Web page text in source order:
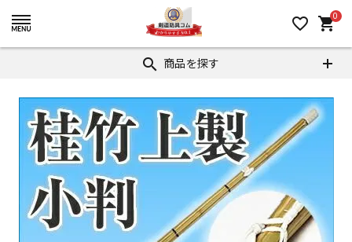
favorite_border 0
shopping_cart
search 商品を探す